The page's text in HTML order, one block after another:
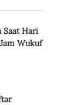
Saat Hari
Wukuf